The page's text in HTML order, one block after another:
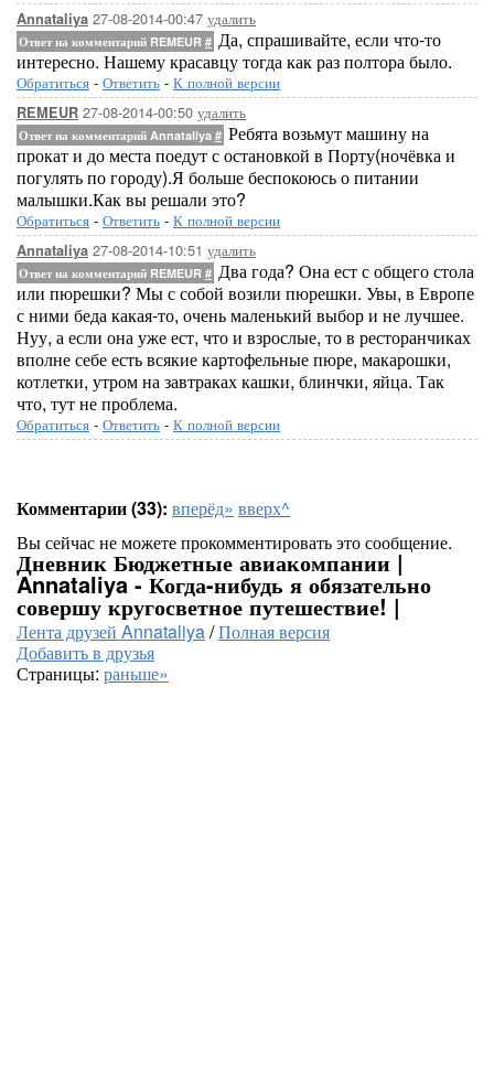
Annataliya 27-08-2014-00:47 удалить
Ответ на комментарий REMEUR # Да, спрашивайте, если что-то
интересно. Нашему красавцу тогда как раз полтора было.
Обратиться - Ответить - К полной версии
REMEUR 27-08-2014-00:50 удалить
Ответ на комментарий Annataliya # Ребята возьмут машину на
прокат и до места поедут с остановкой в Порту(ночёвка и
погулять по городу).Я больше беспокоюсь о питании
малышки.Как вы решали это?
Обратиться - Ответить - К полной версии
Annataliya 27-08-2014-10:51 удалить
Ответ на комментарий REMEUR # Два года? Она ест с общего стола
или пюрешки? Мы с собой возили пюрешки. Увы, в Европе
с ними беда какая-то, очень маленький выбор и не лучшее.
Нуу, а если она уже ест, что и взрослые, то в ресторанчиках
вполне себе есть всякие картофельные пюре, макарошки,
котлетки, утром на завтраках кашки, блинчки, яйца. Так
что, тут не проблема.
Обратиться - Ответить - К полной версии
Комментарии (33): вперёд» вверх^
Вы сейчас не можете прокомментировать это сообщение.
Дневник Бюджетные авиакомпании |
Annataliya - Когда-нибудь я обязательно
совершу кругосветное путешествие! |
Лента друзей Annataliya/Полная версия
Добавить в друзья
Страницы: раньше»